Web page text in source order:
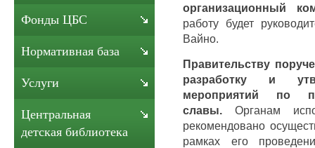
организационный
работу будет
Вайно.
Правительству
разработку и
мероприятий по
славы.
Органам
рекомендовано
рамках его
Фонды ЦБС
Нормативная база
Услуги
Центральная
детская библиотека